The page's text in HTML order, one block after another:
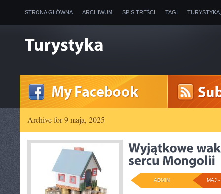
STRONA GŁÓWNA ARCHIWUM SPIS TREŚCI TAGI
Archive for 9 maja, 2025
MAJ -
ADMIN